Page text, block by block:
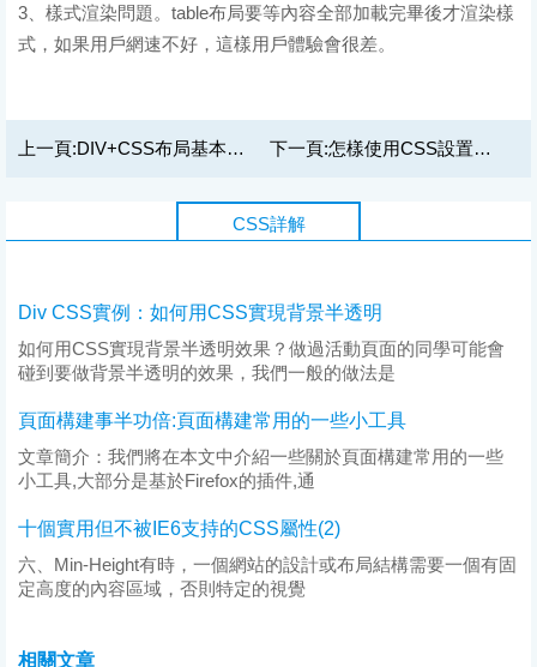
3、樣式渲染問題。table布局要等內容全部加載完畢後才渲染樣
式，如果用戶網速不好，這樣用戶體驗會很差。
上一頁:DIV+CSS布局基本流程及實例介紹 下一頁:怎樣使用CSS設置文字與文字間距距離
CSS詳解
Div CSS實例：如何用CSS實現背景半透明
如何用CSS實現背景半透明效果？做過活動頁面的同學可能會
碰到要做背景半透明的效果，我們一般的做法是
頁面構建事半功倍:頁面構建常用的一些小工具
文章簡介：我們將在本文中介紹一些關於頁面構建常用的一些
小工具,大部分是基於Firefox的插件,通
十個實用但不被IE6支持的CSS屬性(2)
六、Min-Height有時，一個網站的設計或布局結構需要一個有固
定高度的內容區域，否則特定的視覺
相關文章